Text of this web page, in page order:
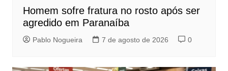
Homem sofre fratura no rosto após ser
agredido em Paranaíba
Pablo Nogueira 7 de agosto de 2026 0